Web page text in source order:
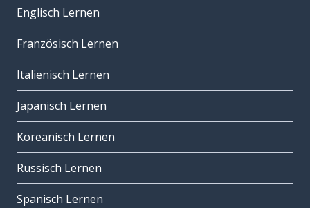
Englisch Lernen
Französisch Lernen
Italienisch Lernen
Japanisch Lernen
Koreanisch Lernen
Russisch Lernen
Spanisch Lernen